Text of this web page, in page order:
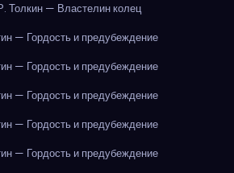
Толкин — Властелин колец
— Гордость и предубеждение
— Гордость и предубеждение
— Гордость и предубеждение
— Гордость и предубеждение
— Гордость и предубеждение